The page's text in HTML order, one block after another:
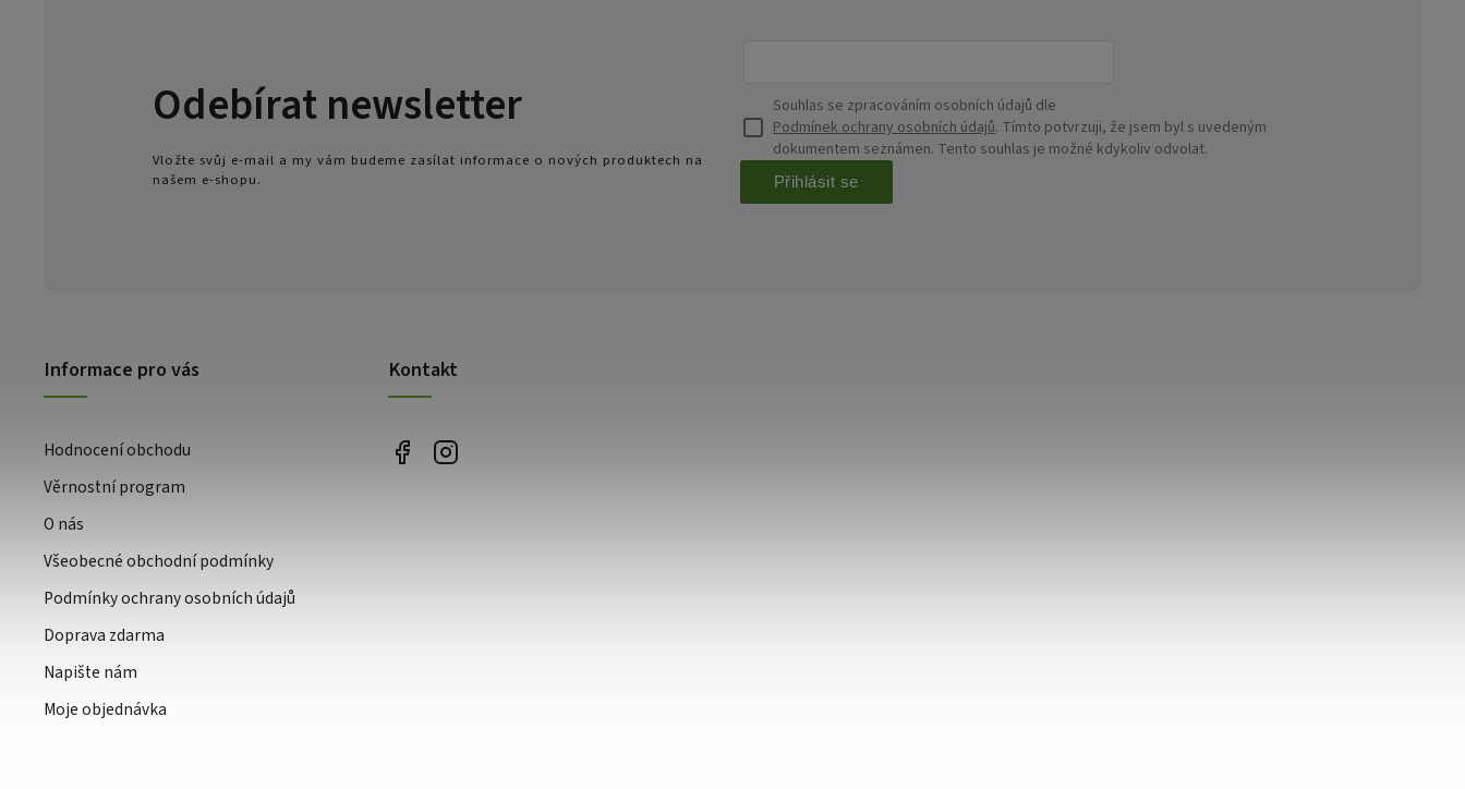
Odebírat newsletter
Vložte svůj e-mail a my vám budeme zasílat informace o nových produktech na
našem e-shopu.
Souhlas se zpracováním osobních údajů dle
Podmínek ochrany osobních údajů. Tímto potvrzuji, že jsem byl s uvedeným
dokumentem seznámen. Tento souhlas je možné kdykoliv odvolat.
Přihlásit se
Informace pro vás
Hodnocení obchodu
Věrnostní program
O nás
Všeobecné obchodní podmínky
Podmínky ochrany osobních údajů
Doprava zdarma
Napište nám
Moje objednávka
Kontakt